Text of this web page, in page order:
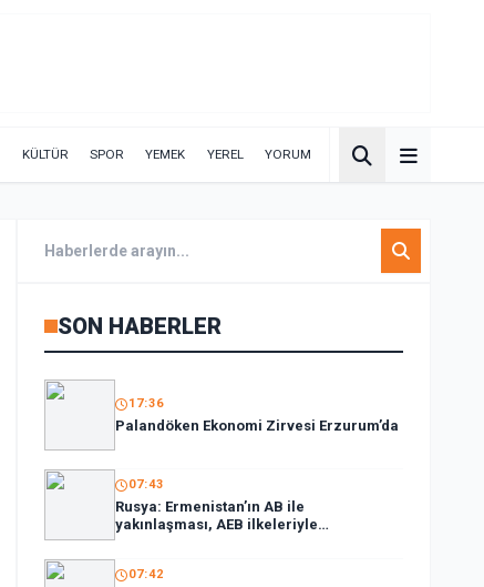
KÜLTÜR SPOR YEMEK YEREL YORUM
SON HABERLER
17:36
Palandöken Ekonomi Zirvesi Erzurum’da
07:43
Rusya: Ermenistan’ın AB ile
yakınlaşması, AEB ilkeleriyle
bağdaşmıyor
07:42